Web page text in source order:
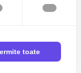
toate